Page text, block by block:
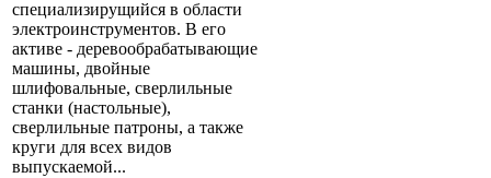
специализирущийся в области
электроинструментов. В его
активе - деревообрабатывающие
машины, двойные
шлифовальные, сверлильные
станки (настольные),
сверлильные патроны, а также
круги для всех видов
выпускаемой...